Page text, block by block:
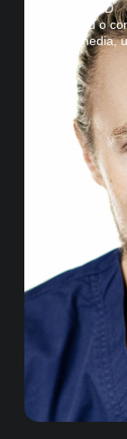
FMR & TMD
Lector cu o
social media,